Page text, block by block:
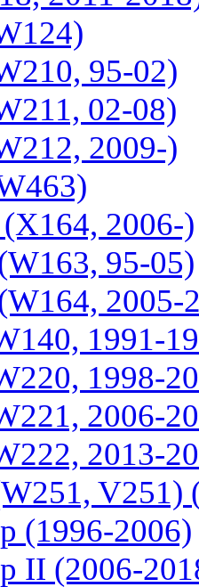
95-02)
02-08)
2009-)
2006-)
95-05)
2005-
1991-
1998-
2006-
2013-
V251)
(1996-2006)
II (2006-